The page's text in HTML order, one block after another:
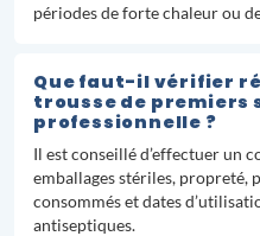
périodes de forte chaleur ou
Que faut-il vérifier
trousse de premiers
professionnelle ?
Il est conseillé d’effectuer un
emballages stériles, propreté,
consommés et dates
antiseptiques.